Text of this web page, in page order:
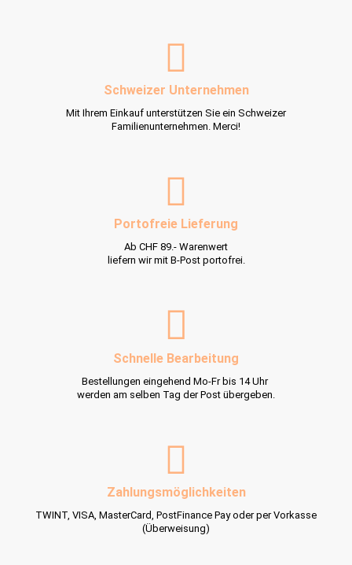
Schweizer Unternehmen
Mit Ihrem Einkauf unterstützen Sie ein Schweizer
Familienunternehmen. Merci!
Portofreie Lieferung
Ab CHF 89.- Warenwert
liefern wir mit B-Post portofrei.
Schnelle Bearbeitung
Bestellungen eingehend Mo-Fr bis 14 Uhr
werden am selben Tag der Post übergeben.
Zahlungsmöglichkeiten
TWINT, VISA, MasterCard, PostFinance Pay oder per Vorkasse
(Überweisung)